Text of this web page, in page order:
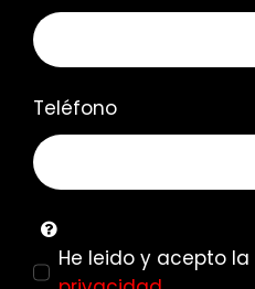
Teléfono
He leido y acepto la